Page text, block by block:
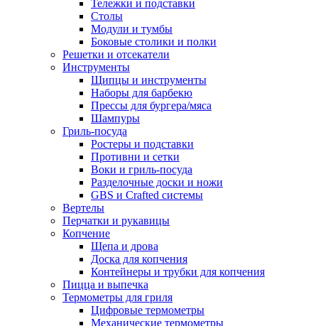
Тележки и подставки
Столы
Модули и тумбы
Боковые столики и полки
Решетки и отсекатели
Инструменты
Щипцы и инструменты
Наборы для барбекю
Прессы для бургера/мяса
Шампуры
Гриль-посуда
Ростеры и подставки
Противни и сетки
Воки и гриль-посуда
Разделочные доски и ножи
GBS и Crafted системы
Вертелы
Перчатки и рукавицы
Копчение
Щепа и дрова
Доска для копчения
Контейнеры и трубки для копчения
Пицца и выпечка
Термометры для гриля
Цифровые термометры
Механические термометры